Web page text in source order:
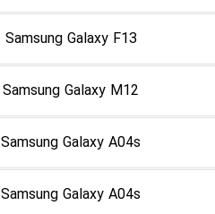
Samsung Galaxy F13
Samsung Galaxy M12
Samsung Galaxy A04s
Samsung Galaxy A04s